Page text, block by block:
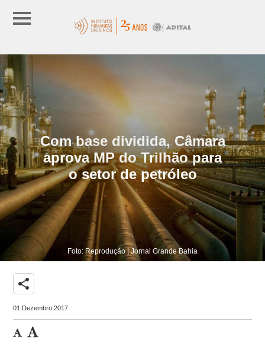
Com base dividida, Câmara
aprova MP do Trilhão para
o setor de petróleo
Foto: Reprodução | Jornal Grande Bahia
share
01 Dezembro 2017